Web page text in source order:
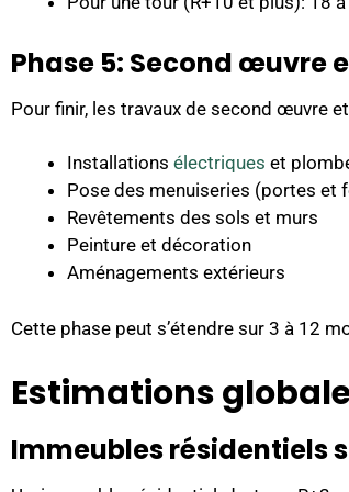
Phase 5: Second œuvre
Pour finir, les travaux de second œuvre
Installations électriques et
Pose des menuiseries (portes et
Revêtements des sols et murs
Peinture et décoration
Aménagements extérieurs
Cette phase peut s’étendre sur 3 à 12
Estimations
Immeubles résidentiels